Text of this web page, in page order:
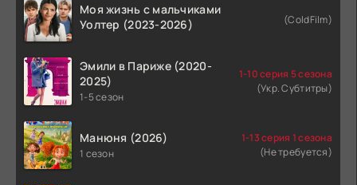
Моя жизнь с мальчиками
Уолтер (2023-2026)
(ColdFilm)
Эмили в Париже (2020-
2025)
1-5 сезон
1-10 серия 5 сезона
(Укр. Субтитры)
Манюня (2026)
1 сезон
1-13 серия 1 сезона
(Не требуется)